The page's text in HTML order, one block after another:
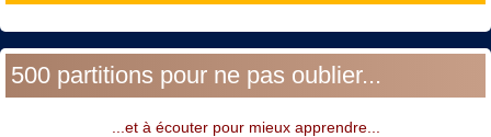
500 partitions pour ne pas oublier...
...et à écouter pour mieux apprendre...